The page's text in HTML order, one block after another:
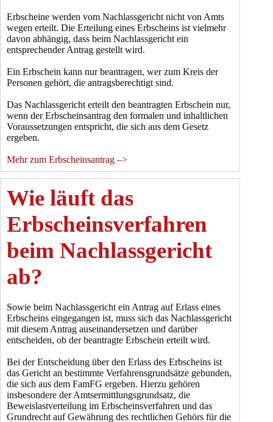
Erbscheine werden vom Nachlassgericht nicht von Amts
wegen erteilt. Die Erteilung eines Erbscheins ist vielmehr
davon abhängig, dass beim Nachlassgericht ein
entsprechender Antrag gestellt wird.
Ein Erbschein kann nur beantragen, wer zum Kreis der
Personen gehört, die antragsberechtigt sind.
Das Nachlassgericht erteilt den beantragten Erbschein nur,
wenn der Erbscheinsantrag den formalen und inhaltlichen
Voraussetzungen entspricht, die sich aus dem Gesetz
ergeben.
Mehr zum Erbscheinsantrag –>
Wie läuft das
Erbscheinsverfahren
beim Nachlassgericht
ab?
Sowie beim Nachlassgericht ein Antrag auf Erlass eines
Erbscheins eingegangen ist, muss sich das Nachlassgericht
mit diesem Antrag auseinandersetzen und darüber
entscheiden, ob der beantragte Erbschein erteilt wird.
Bei der Entscheidung über den Erlass des Erbscheins ist
das Gericht an bestimmte Verfahrensgrundsätze gebunden,
die sich aus dem FamFG ergeben. Hierzu gehören
insbesondere der Amtsermittlungsgrundsatz, die
Beweislastverteilung im Erbscheinsverfahren und das
Grundrecht auf Gewährung des rechtlichen Gehörs für die